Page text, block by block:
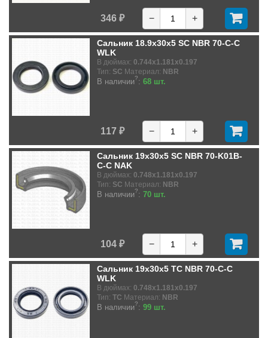
346 ₽ − +
Сальник 18.9x30x5 SC NBR 70-C-C
WLK
В дюймах: 0.744x1.181x0.197
Тип: SC Материал: NBR
В наличии?: 68 шт.
117 ₽ − +
Сальник 19x30x5 SC NBR 70-K01B-
C-C NAK
В дюймах: 0.748x1.181x0.197
Тип: SC Материал: NBR
В наличии?: 70 шт.
104 ₽ − +
Сальник 19x30x5 TC NBR 70-C-C
WLK
В дюймах: 0.748x1.181x0.197
Тип: TC Материал: NBR
В наличии?: 99 шт.